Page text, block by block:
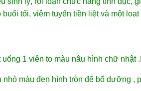
tối, viêm tuyến tiền liệt và một
1 viên to màu nâu hình chữ
nhỏ màu đen hình tròn để bổ dưỡng